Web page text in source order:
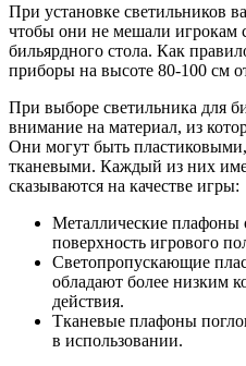
При установке светильников
чтобы они не мешали игрокам
бильярдного стола. Как
приборы на высоте 80-100 см
При выборе светильника для
внимание на материал, из
Они могут быть
тканевыми. Каждый из них
сказываются на качестве игры:
Металлические плафоны
поверхность игрового
Светопропускающие
обладают более низким
действия.
Тканевые плафоны
в использовании.